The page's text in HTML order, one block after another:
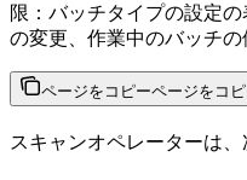
限：バッチタイプの設定
の変更、作業中のバッチの
ページをコピーページをコ
スキャンオペレーターは、